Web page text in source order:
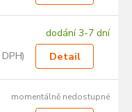
dodání 3-7 dní
Detail
momentálně nedostupné